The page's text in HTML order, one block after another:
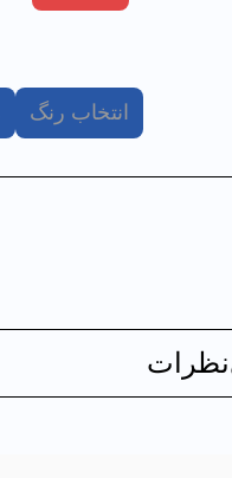
انتخاب رنگ
نظرات